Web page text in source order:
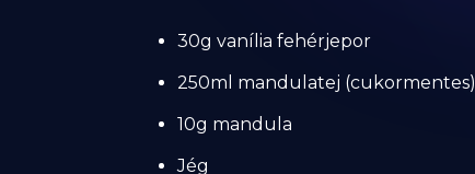
30g vanília fehérjepor
250ml mandulatej (cukormentes)
10g mandula
Jég